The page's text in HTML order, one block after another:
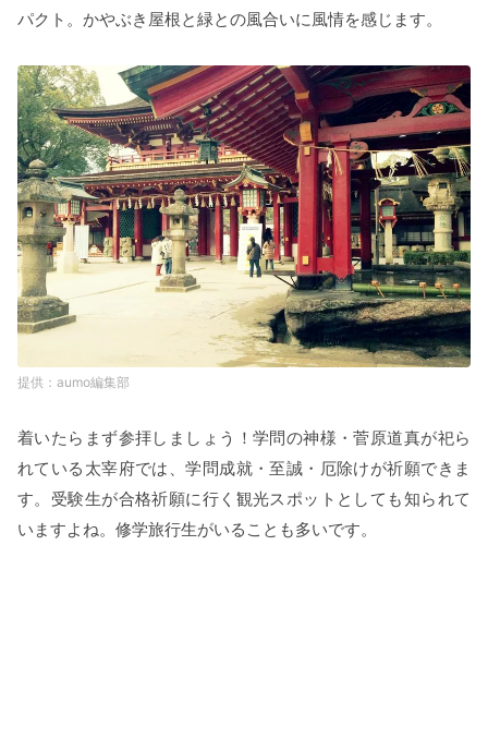
パクト。かやぶき屋根と緑との風合いに風情を感じます。
aumo編集部
着いたらまず参拝しましょう！学問の神様・菅原道真が祀ら
れている太宰府では、学問成就・至誠・厄除けが祈願できま
す。受験生が合格祈願に行く観光スポットとしても知られて
いますよね。修学旅行生がいることも多いです。